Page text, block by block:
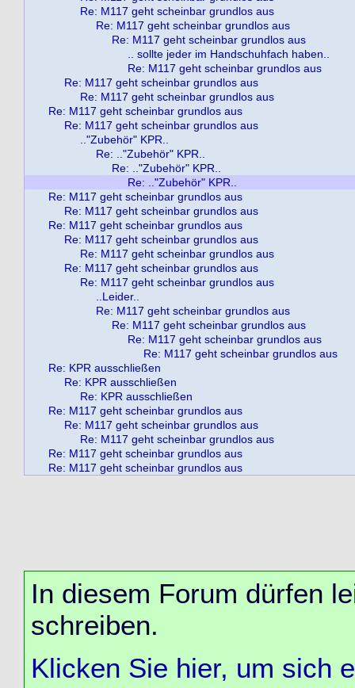
Re: M117 geht scheinbar grundlos aus
Re: M117 geht scheinbar grundlos aus
Re: M117 geht scheinbar grundlos aus
.. sollte jeder im Handschuhfach haben..
Re: M117 geht scheinbar grundlos aus
Re: M117 geht scheinbar grundlos aus
Re: M117 geht scheinbar grundlos aus
Re: M117 geht scheinbar grundlos aus
Re: M117 geht scheinbar grundlos aus
.."Zubehör" KPR..
Re: .."Zubehör" KPR..
Re: .."Zubehör" KPR..
Re: .."Zubehör" KPR..
Re: M117 geht scheinbar grundlos aus
Re: M117 geht scheinbar grundlos aus
Re: M117 geht scheinbar grundlos aus
Re: M117 geht scheinbar grundlos aus
Re: M117 geht scheinbar grundlos aus
Re: M117 geht scheinbar grundlos aus
Re: M117 geht scheinbar grundlos aus
..Leider..
Re: M117 geht scheinbar grundlos aus
Re: M117 geht scheinbar grundlos aus
Re: M117 geht scheinbar grundlos aus
Re: M117 geht scheinbar grundlos aus
Re: KPR ausschließen
Re: KPR ausschließen
Re: KPR ausschließen
Re: M117 geht scheinbar grundlos aus
Re: M117 geht scheinbar grundlos aus
Re: M117 geht scheinbar grundlos aus
Re: M117 geht scheinbar grundlos aus
Re: M117 geht scheinbar grundlos aus
In diesem Forum dürfen
schreiben.
Klicken Sie hier, um sich